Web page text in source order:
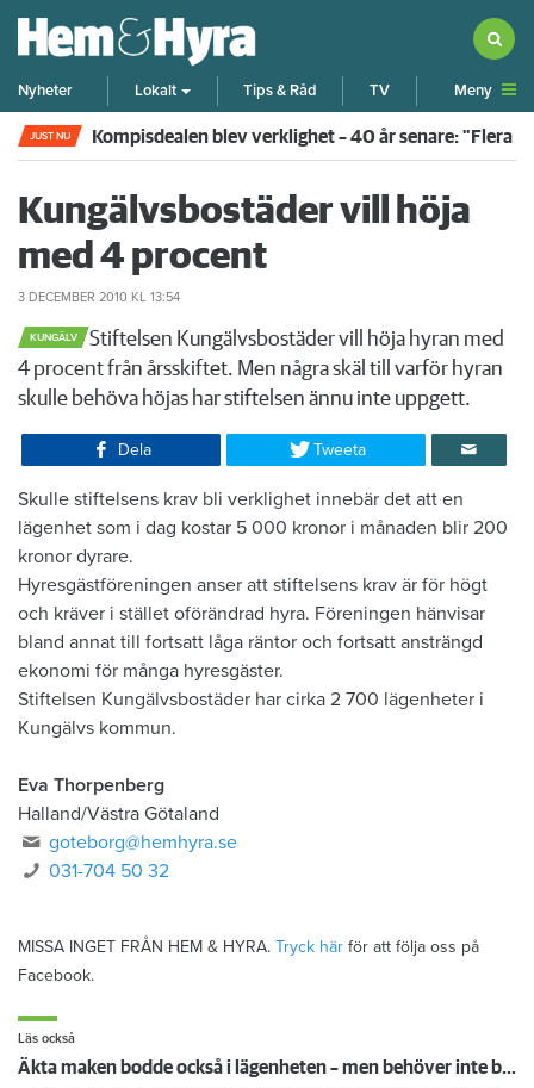
Nyheter Lokalt Tips & Råd TV Meny
JUST NU Kompisdealen blev verklighet – 40 år senare: "Flera
Kungälvsbostäder vill höja
med 4 procent
3 DECEMBER 2010 KL 13:54
KUNGÄLV
​Stiftelsen Kungälvsbostäder vill höja hyran med
4 procent från årsskiftet. Men några skäl till varför hyran
skulle behöva höjas har stiftelsen ännu inte uppgett.
Dela Tweeta
Skulle stiftelsens krav bli verklighet innebär det att en
lägenhet som i dag kostar 5 000 kronor i månaden blir 200
kronor dyrare.
Hyresgästföreningen anser att stiftelsens krav är för högt
och kräver i stället oförändrad hyra. Föreningen hänvisar
bland annat till fortsatt låga räntor och fortsatt ansträngd
ekonomi för många hyresgäster.
Stiftelsen Kungälvsbostäder har cirka 2 700 lägenheter i
Kungälvs kommun.
Eva Thorpenberg
Halland/Västra Götaland
goteborg@hemhyra.se
031-704 50 32
MISSA INGET FRÅN HEM & HYRA. Tryck här för att följa oss på
Facebook.
Läs också
Äkta maken bodde också i lägenheten – men behöver inte betala hyra enligt lag